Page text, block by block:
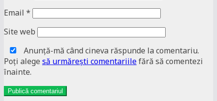
Email *
Site web
Anunţă-mă când cineva răspunde la comentariu.
Poţi alege să urmăreşti comentariilefără să comentezi
înainte.